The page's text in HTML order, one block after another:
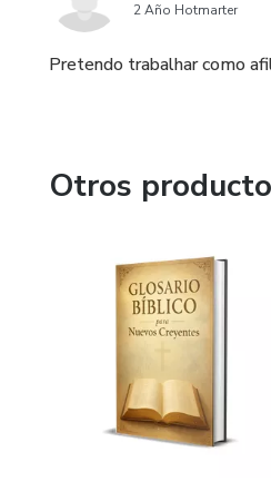
2 Año Hotmarter
Pretendo trabalhar como
Otros